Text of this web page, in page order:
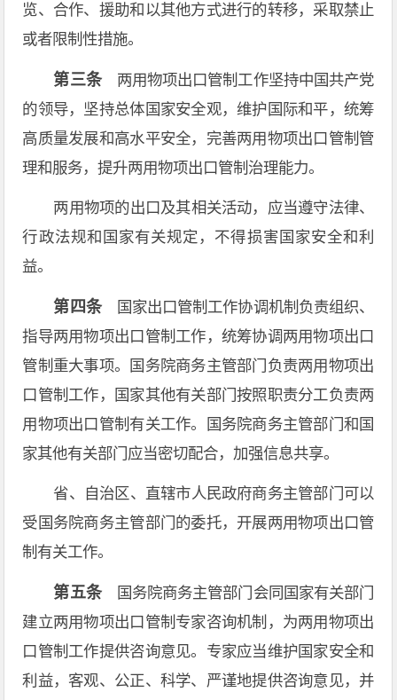
览、合作、援助和以其他方式进行的转移，采取禁止
或者限制性措施。
第三条两用物项出口管制工作坚持中国共产党
的领导，坚持总体国家安全观，维护国际和平，统筹
高质量发展和高水平安全，完善两用物项出口管制管
理和服务，提升两用物项出口管制治理能力。
两用物项的出口及其相关活动，应当遵守法律、
行政法规和国家有关规定，不得损害国家安全和利
益。
第四条国家出口管制工作协调机制负责组织、
指导两用物项出口管制工作，统筹协调两用物项出口
管制重大事项。国务院商务主管部门负责两用物项出
口管制工作，国家其他有关部门按照职责分工负责两
用物项出口管制有关工作。国务院商务主管部门和国
家其他有关部门应当密切配合，加强信息共享。
省、自治区、直辖市人民政府商务主管部门可以
受国务院商务主管部门的委托，开展两用物项出口管
制有关工作。
第五条国务院商务主管部门会同国家有关部门
建立两用物项出口管制专家咨询机制，为两用物项出
口管制工作提供咨询意见。专家应当维护国家安全和
利益，客观、公正、科学、严谨地提供咨询意见，并